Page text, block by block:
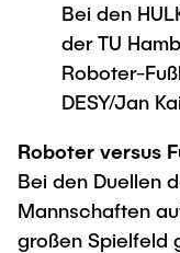
Bei den
der TU
Roboter-
DESY/Jan
Roboter versus
Bei den Duellen
Mannschaften
großen Spielfeld